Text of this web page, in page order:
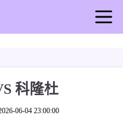
科隆杜
06-04 23:00:00